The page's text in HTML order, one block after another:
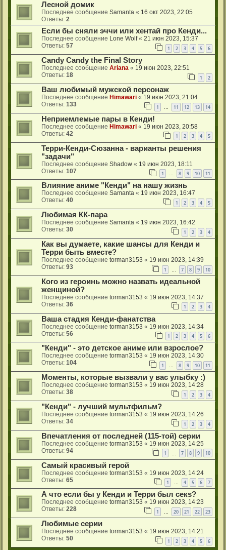
Лесной домик
Последнее сообщение Samanta « 16 окт 2023, 22:05
Ответы: 2
Если бы сняли эччи или хентай про Кенди...
Последнее сообщение Lone Wolf« 21 июн 2023, 15:37
Ответы: 57 1 2 3 4 5 6
Candy Candy the Final Story
Последнее сообщение Ariana « 19 июн 2023, 22:51
Ответы: 18 1 2
Ваш любимый мужской персонаж
Последнее сообщение Himawari « 19 июн 2023, 21:04
Ответы: 133 1 11 12 13 14
Неприемлемые пары в Кенди!
Последнее сообщение Himawari « 19 июн 2023, 20:58
Ответы: 42 1 2 3 4 5
Терри-Кенди-Сюзанна - варианты решения
"задачи"
Последнее сообщение Shadow « 19 июн 2023, 18:11
Ответы: 107 1 … 8 9 10 11
Влияние аниме "Кенди" на нашу жизнь
Последнее сообщение Samanta « 19 июн 2023, 16:47
Ответы: 40 1 2 3 4 5
Любимая КК-пара
Последнее сообщение Samanta « 19 июн 2023, 16:42
Ответы: 30 1 2 3 4
Как вы думаете, какие шансы для Кенди и
Терри быть вместе?
Последнее сообщение torman3153 « 19 июн 2023, 14:39
Ответы: 93 1 7 8 9 10
Кого из героинь можно назвать идеальной
женщиной?
Последнее сообщение torman3153 « 19 июн 2023, 14:37
Ответы: 36 1 2 3 4
Ваша стадия Кенди-фанатства
Последнее сообщение torman3153 « 19 июн 2023, 14:34
Ответы: 56 1 2 3 4 5 6
"Кенди" - это детское аниме или взрослое?
Последнее сообщение torman3153 « 19 июн 2023, 14:30
Ответы: 104 1 … 8 9 10 11
Моменты, которые вызвали у вас улыбку :)
Последнее сообщение torman3153 « 19 июн 2023, 14:28
Ответы: 38 1 2 3 4
"Кенди" - лучший мультфильм?
Последнее сообщение torman3153 « 19 июн 2023, 14:26
Ответы: 34 1 2 3 4
Впечатления от последней (115-той) серии
Последнее сообщение torman3153 « 19 июн 2023, 14:25
Ответы: 94 1 7 8 9 10
Самый красивый герой
Последнее сообщение torman3153 « 19 июн 2023, 14:24
Ответы: 65 1 … 4 5 6 7
А что если бы у Кенди и Терри был секs?
Последнее сообщение torman3153 « 19 июн 2023, 14:23
Ответы: 228 1 … 20 21 22 23
Любимые серии
Последнее сообщение torman3153 « 19 июн 2023, 14:21
Ответы: 50 1 2 3 4 5 6